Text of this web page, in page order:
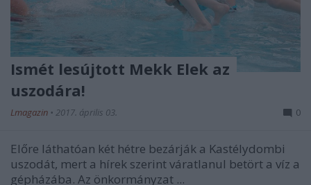
Ismét lesújtott Mekk Elek az
uszodára!
Lmagazin • 2017. április 03. 0
Előre láthatóan két hétre bezárják a Kastélydombi
uszodát, mert a hírek szerint váratlanul betört a víz a
gépházába. Az önkormányzat ...